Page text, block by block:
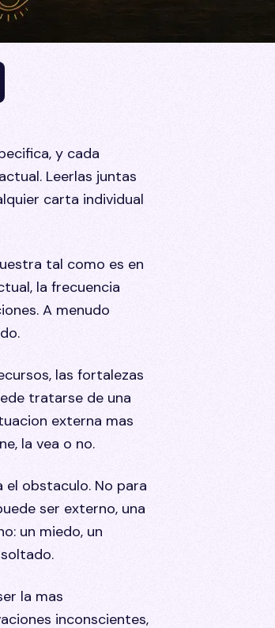
y cada
Leerlas juntas
carta individual
tal como es en
la frecuencia
A menudo
las fortalezas
tratarse de una
externa mas
la vea o no.
obstaculo. No para
ser externo, una
un miedo, un
la mas
inconscientes,